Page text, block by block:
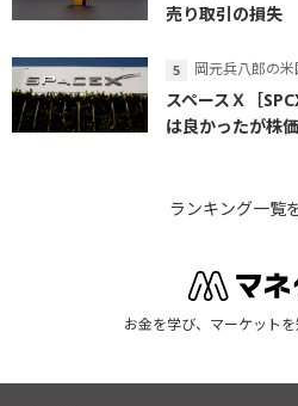
売り取引の損失
岡元兵八郎の
スペースＸ［
は良かったが株
ランキング一覧
お金を学び、マーケット